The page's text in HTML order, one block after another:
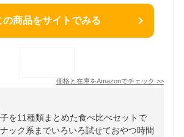
の商品をサイトでみる
価格と在庫をAmazonでチェック >>
を11種類まとめた食べ比べセットで
ック系までいろいろ試せておやつ時間